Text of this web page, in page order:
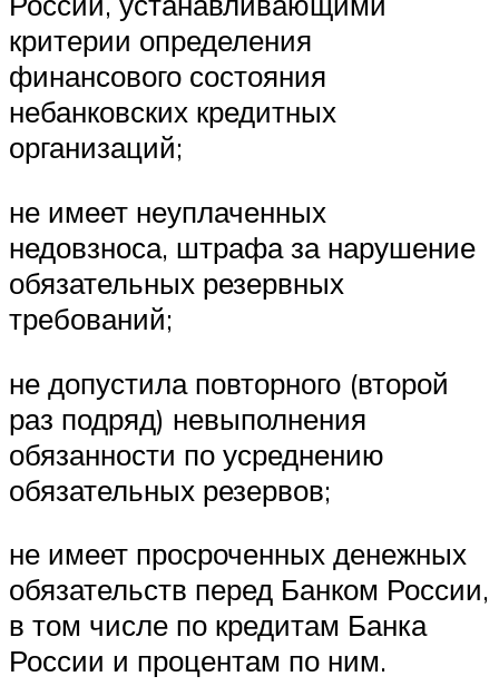
критерии определения
финансового состояния
небанковских кредитных
организаций;
не имеет неуплаченных
недовзноса, штрафа за нарушение
обязательных резервных
требований;
не допустила повторного (второй
раз подряд) невыполнения
обязанности по усреднению
обязательных резервов;
не имеет просроченных денежных
обязательств перед Банком России,
в том числе по кредитам Банка
России и процентам по ним.